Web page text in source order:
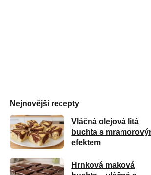
Nejnovější recepty
Vláčná olejová litá
buchta s
efektem
Hrnková maková